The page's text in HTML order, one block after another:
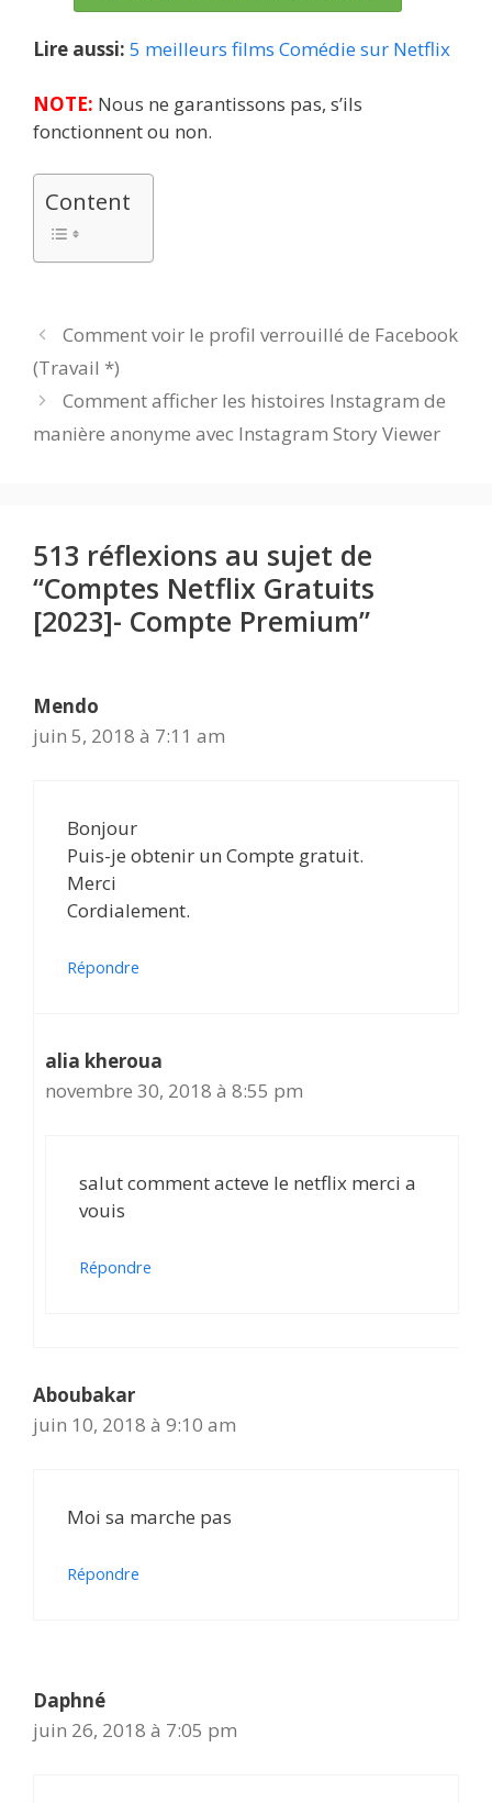
Lire aussi: 5 meilleurs films Comédie sur Netflix
NOTE: Nous ne garantissons pas, s’ils
fonctionnent ou non.
Content
Comment voir le profil verrouillé de Facebook
(Travail *)
Comment afficher les histoires Instagram de
manière anonyme avec Instagram Story Viewer
513 réflexions au sujet de
“Comptes Netflix Gratuits
[2023]- Compte Premium”
Mendo
juin 5, 2018 à 7:11 am
Bonjour
Puis-je obtenir un Compte gratuit.
Merci
Cordialement.
Répondre
alia kheroua
novembre 30, 2018 à 8:55 pm
salut comment acteve le netflix merci a
vouis
Répondre
Aboubakar
juin 10, 2018 à 9:10 am
Moi sa marche pas
Répondre
Daphné
juin 26, 2018 à 7:05 pm